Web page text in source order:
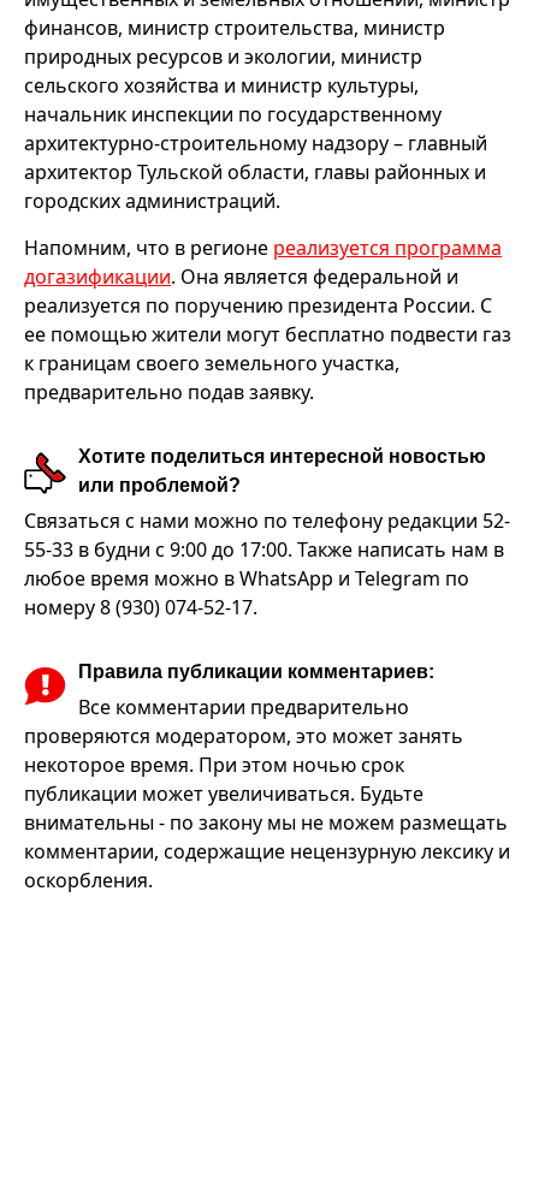
финансов, министр строительства, министр
природных ресурсов и экологии, министр
сельского хозяйства и министр культуры,
начальник инспекции по государственному
архитектурно-строительному надзору – главный
архитектор Тульской области, главы районных и
городских администраций.
Напомним, что в регионе реализуется программа
догазификации. Она является федеральной и
реализуется по поручению президента России. С
ее помощью жители могут бесплатно подвести газ
к границам своего земельного участка,
предварительно подав заявку.
Хотите поделиться интересной новостью
или проблемой?
Связаться с нами можно по телефону редакции 52-
55-33 в будни с 9:00 до 17:00. Также написать нам в
любое время можно в WhatsApp и Telegram по
номеру 8 (930) 074-52-17.
Правила публикации комментариев:
Все комментарии предварительно
проверяются модератором, это может занять
некоторое время. При этом ночью срок
публикации может увеличиваться. Будьте
внимательны - по закону мы не можем размещать
комментарии, содержащие нецензурную лексику и
оскорбления.